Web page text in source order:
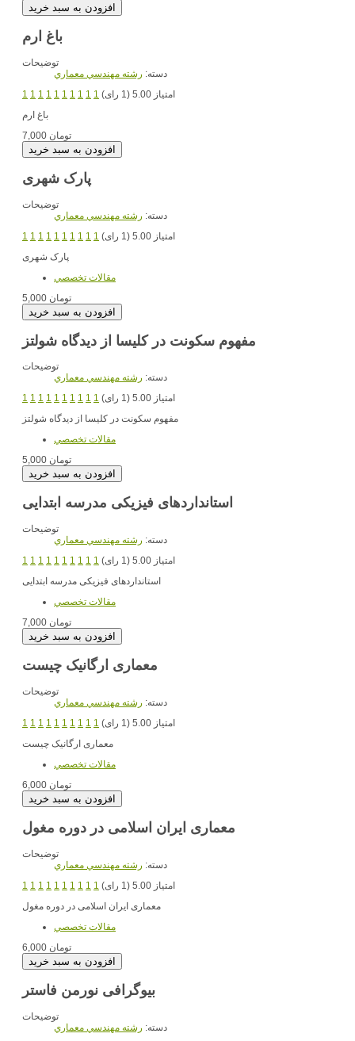
باغ ارم
توضیحات
دسته: رشته مهندسي معماري
1 1 1 1 1 1 1 1 1 1
امتیاز 5.00 (1 رای)
7,000 تومان
پارک شهری
توضیحات
دسته: رشته مهندسي معماري
1 1 1 1 1 1 1 1 1 1
امتیاز 5.00 (1 رای)
پارک شهری
مقالات تخصصي
5,000 تومان
مفهوم سکونت در کلیسا از دیدگاه شولتز
توضیحات
دسته: رشته مهندسي معماري
1 1 1 1 1 1 1 1 1 1
امتیاز 5.00 (1 رای)
مفهوم سکونت در کلیسا از دیدگاه شولتز
مقالات تخصصي
5,000 تومان
استانداردهای فیزیکی مدرسه ابتدایی
توضیحات
دسته: رشته مهندسي معماري
1 1 1 1 1 1 1 1 1 1
امتیاز 5.00 (1 رای)
مقالات تخصصي
7,000 تومان
معماری ارگانیک چیست
توضیحات
دسته: رشته مهندسي معماري
1 1 1 1 1 1 1 1 1 1
امتیاز 5.00 (1 رای)
معماری ارگانیک چیست
مقالات تخصصي
6,000 تومان
معماری ایران اسلامی در دوره مغول
توضیحات
دسته: رشته مهندسي معماري
1 1 1 1 1 1 1 1 1 1
امتیاز 5.00 (1 رای)
معماری ایران اسلامی در دوره مغول
مقالات تخصصي
6,000 تومان
بیوگرافی نورمن فاستر
توضیحات
دسته: رشته مهندسي معماري